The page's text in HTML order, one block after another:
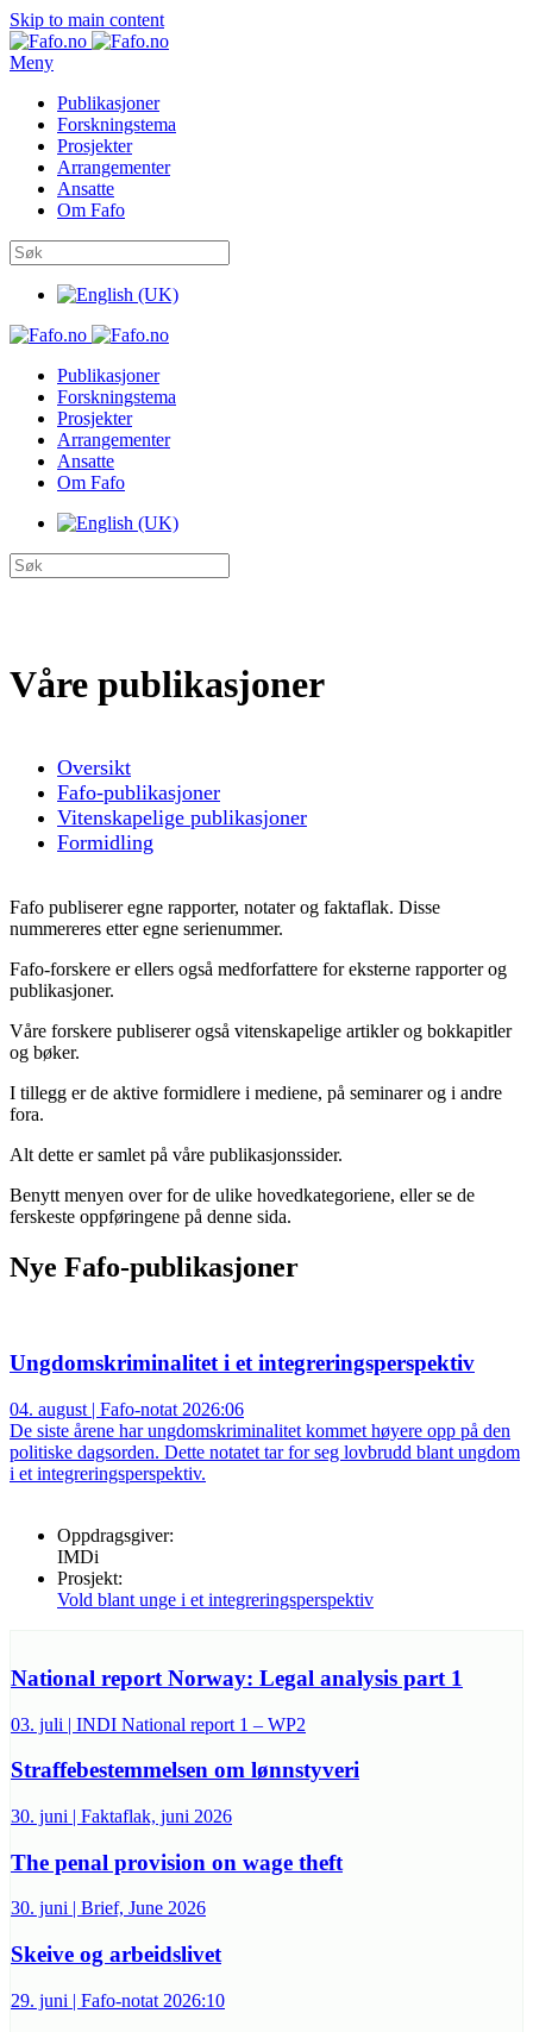
Skip to main content
Meny
Publikasjoner
Forskningstema
Prosjekter
Arrangementer
Ansatte
Om Fafo
Publikasjoner
Forskningstema
Prosjekter
Arrangementer
Ansatte
Om Fafo
Våre publikasjoner
Oversikt
Fafo-publikasjoner
Vitenskapelige publikasjoner
Formidling
Fafo publiserer egne rapporter, notater og faktaflak. Disse
nummereres etter egne serienummer.
Fafo-forskere er ellers også medforfattere for eksterne rapporter og
publikasjoner.
Våre forskere publiserer også vitenskapelige artikler og bokkapitler
og bøker.
I tillegg er de aktive formidlere i mediene, på seminarer og i andre
fora.
Alt dette er samlet på våre publikasjonssider.
Benytt menyen over for de ulike hovedkategoriene, eller se de
ferskeste oppføringene på denne sida.
Nye Fafo-publikasjoner
Ungdomskriminalitet i et integreringsperspektiv
04. august | Fafo-notat 2026:06
De siste årene har ungdomskriminalitet kommet høyere opp på den
politiske dagsorden. Dette notatet tar for seg lovbrudd blant ungdom
i et integreringsperspektiv.
Oppdragsgiver:
IMDi
Prosjekt:
Vold blant unge i et integreringsperspektiv
National report Norway: Legal analysis part 1
03. juli | INDI National report 1 – WP2
Straffebestemmelsen om lønnstyveri
30. juni | Faktaflak, juni 2026
The penal provision on wage theft
30. juni | Brief, June 2026
Skeive og arbeidslivet
29. juni | Fafo-notat 2026:10